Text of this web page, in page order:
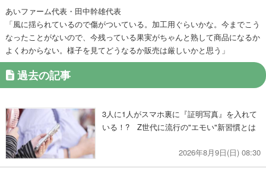
あいファーム代表・田中幹雄代表
「風に揺られているので傷がついている。加工用ぐらいかな。今までこう
なったことがないので、今残っている果実がちゃんと熟して商品になるか
よくわからない。様子を見てどうなるか販売は厳しいかと思う」
過去の記事
3人に1人がスマホ裏に『証明写真』を入れて
いる！? Z世代に流行の"エモい"新習慣とは
2026年8月9日(日) 08:30